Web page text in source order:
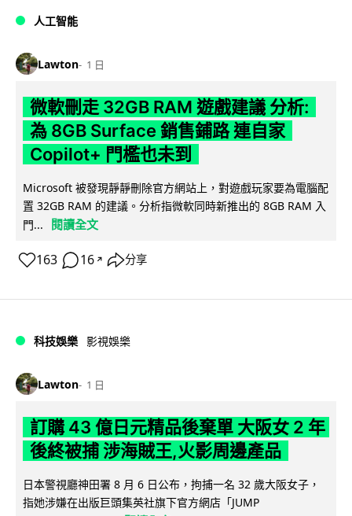
人工智能
Lawton 1 日
微軟刪走 32GB RAM 遊戲建議 分析:
為 8GB Surface 銷售鋪路 連自家
Copilot+ 門檻也未到
Microsoft 被發現靜靜刪除官方網站上，對遊戲玩家要為電腦配
置 32GB RAM 的建議。分析指微軟同時新推出的 8GB RAM 入
門...
閱讀全文
163 16 ↗ 分享
科技娛樂 影視娛樂
Lawton 1 日
訂購 43 億日元精品後棄單 大阪女 2 年
後終被捕 涉海賊王,火影周邊產品
日本警視廳神田署 8 月 6 日公布，拘捕一名 32 歲大阪女子，
指她涉嫌在出版巨頭集英社旗下官方網店「JUMP